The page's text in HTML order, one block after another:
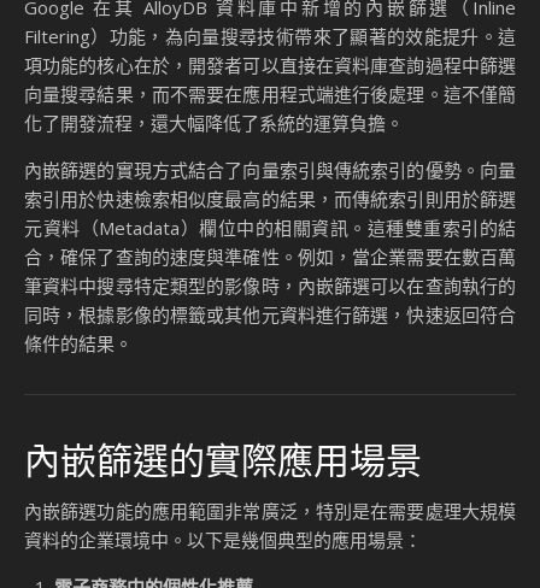
向量搜尋作為生成式 AI 應用中的核心技術，正在改變我們處
理和檢索非結構化資料的方式。Google AlloyDB 的創新功
能，為企業提供了更高效、更易管理的向量搜尋解決方案。如
果您正在尋找一個功能強大且高效的向量搜尋工具，AlloyDB
無疑是一個值得考慮的選擇。
探索更多關於 AlloyDB 的資訊，了解其如何幫助您的企業在生
成式 AI 時代中脫穎而出！